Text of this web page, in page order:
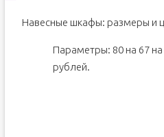
Навесные шкафы: размеры и
Параметры: 80 на 67
рублей.